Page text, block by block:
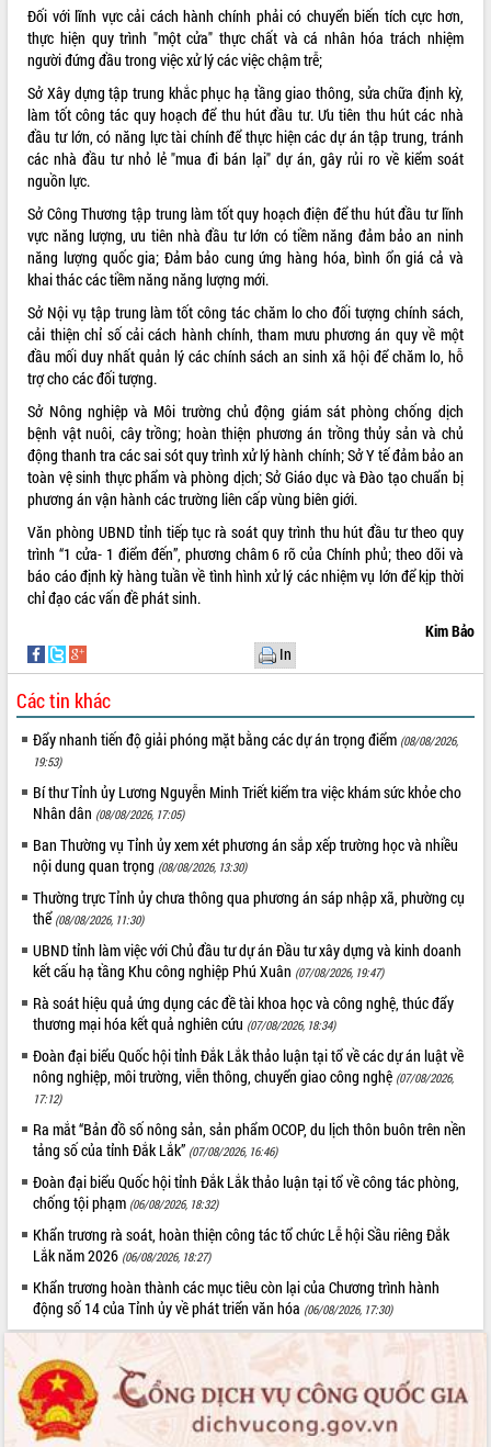
du khách thông qua Hệ thống cơ sở dữ
liệu và Bản đồ số
Tập huấn ứng dụng trí tuệ nhân tạo (AI)
trong thương mại điện tử năm 2026
Đoàn đại biểu Quốc hội tỉnh Đắk Lắk
trao đổi thông tin trước Kỳ họp thứ
nhất, Quốc hội khóa XVI
Quyết liệt cải cách hành chính, khơi
thông nguồn lực phát triển
Nâng cao hiệu lực, hiệu quả HĐND
tỉnh thông qua hiện đại hóa hành chính
Xã Ea Phê gắn cải cách hành chính với
chuyển đổi số
Phó Chủ tịch Thường trực UBND tỉnh
Hồ Thị Nguyên Thảo làm việc tại Trung
tâm Phục vụ hành chính công xã Ea
Xây dựng nền hành chính số đồng
hành cùng nông dân dân, doanh nghiệp
Giai đoạn 2026-2030, Đắk Lắk phấn
đấu có 77% xã đạt chuẩn nông thôn
Chuyển đổi số 'mở đường' cho nông
nghiệp Đắk Lắk tăng trưởng bứt phá
Triển khai đồng bộ đo đạc, lập hồ sơ
Ứng dụng sinh trắc học - Bước tiến
trong hành trình chuyển đổi số tại Đắk
Lắk
Đắk Lắk nâng cao hiệu quả công tác
Đảng từ Sổ tay đảng viên điện tử
Đắk Lắk đẩy mạnh nuôi biển công
nghệ, hướng tới phát triển thủy sản
Tập huấn nâng cao năng lực triển khai
chuyển đổi số cho cán bộ, công chức
cấp xã
Đắk Lắk phát động hưởng ứng Ngày
Quyền của người tiêu dùng Việt Nam
2026
Đẩy mạnh cải cách hành chính, quyết
tâm đạt được mục tiêu tăng trưởng
hai con số trong năm 2026
Tổ chức trang trọng Lễ hội Đền thờ
Lương Văn Chánh năm 2026
Phó Bí thư Tỉnh ủy Đắk Lắk Đỗ Hữu
Huy giữ chức Bí thư Đảng ủy Ủy Ban
Bệnh án điện tử thúc đẩy chuyển đổi
số y tế tại Đắk Lắk
Chuyển đổi số thư viện: Mở rộng
không gian tri thức trong thời đại số
Đánh giá, rút kinh nghiệm công tác tổ
chức diễn tập trước ngày bầu cử
Chương trình “Gặp gỡ hữu nghị –
Friendship Meeting New Year 2026”
Bầu cử Quốc hội và HĐND: Cử tri Đắk
Lắk gửi gắm niềm tin, kỳ vọng vào lá
phiếu
Đối với lĩnh vực cải cách hành chính phải có chuyển biến tích cực hơn,
thực hiện quy trình "một cửa" thực chất và cá nhân hóa trách nhiệm
người đứng đầu trong việc xử lý các việc chậm trễ;
Sở Xây dựng tập trung khắc phục hạ tầng giao thông, sửa chữa định kỳ,
làm tốt công tác quy hoạch để thu hút đầu tư. Ưu tiên thu hút các nhà
đầu tư lớn, có năng lực tài chính để thực hiện các dự án tập trung, tránh
các nhà đầu tư nhỏ lẻ "mua đi bán lại" dự án, gây rủi ro về kiểm soát
nguồn lực.
Sở Công Thương tập trung làm tốt quy hoạch điện để thu hút đầu tư lĩnh
vực năng lượng, ưu tiên nhà đầu tư lớn có tiềm năng đảm bảo an ninh
năng lượng quốc gia; Đảm bảo cung ứng hàng hóa, bình ổn giá cả và
khai thác các tiềm năng năng lượng mới.
Sở Nội vụ tập trung làm tốt công tác chăm lo cho đối tượng chính sách,
cải thiện chỉ số cải cách hành chính, tham mưu phương án quy về một
đầu mối duy nhất quản lý các chính sách an sinh xã hội để chăm lo, hỗ
trợ cho các đối tượng.
Sở Nông nghiệp và Môi trường chủ động giám sát phòng chống dịch
bệnh vật nuôi, cây trồng; hoàn thiện phương án trồng thủy sản và chủ
động thanh tra các sai sót quy trình xử lý hành chính; Sở Y tế đảm bảo an
toàn vệ sinh thực phẩm và phòng dịch; Sở Giáo dục và Đào tạo chuẩn bị
phương án vận hành các trường liên cấp vùng biên giới.
Văn phòng UBND tỉnh tiếp tục rà soát quy trình thu hút đầu tư theo quy
trình “1 cửa- 1 điểm đến”, phương châm 6 rõ của Chính phủ; theo dõi và
báo cáo định kỳ hàng tuần về tình hình xử lý các nhiệm vụ lớn để kịp thời
chỉ đạo các vấn đề phát sinh.
Kim Bảo
In
Các tin khác
Đẩy nhanh tiến độ giải phóng mặt bằng các dự án trọng điểm (08/08/2026,
19:53)
Bí thư Tỉnh ủy Lương Nguyễn Minh Triết kiểm tra việc khám sức khỏe cho
Nhân dân (08/08/2026, 17:05)
Ban Thường vụ Tỉnh ủy xem xét phương án sắp xếp trường học và nhiều
nội dung quan trọng (08/08/2026, 13:30)
Thường trực Tỉnh ủy chưa thông qua phương án sáp nhập xã, phường cụ
thể (08/08/2026, 11:30)
UBND tỉnh làm việc với Chủ đầu tư dự án Đầu tư xây dựng và kinh doanh
kết cấu hạ tầng Khu công nghiệp Phú Xuân (07/08/2026, 19:47)
Rà soát hiệu quả ứng dụng các đề tài khoa học và công nghệ, thúc đẩy
thương mại hóa kết quả nghiên cứu (07/08/2026, 18:34)
Đoàn đại biểu Quốc hội tỉnh Đắk Lắk thảo luận tại tổ về các dự án luật về
nông nghiệp, môi trường, viễn thông, chuyển giao công nghệ (07/08/2026,
17:12)
Ra mắt “Bản đồ số nông sản, sản phẩm OCOP, du lịch thôn buôn trên nền
tảng số của tỉnh Đắk Lắk” (07/08/2026, 16:46)
Đoàn đại biểu Quốc hội tỉnh Đắk Lắk thảo luận tại tổ về công tác phòng,
chống tội phạm (06/08/2026, 18:32)
Khẩn trương rà soát, hoàn thiện công tác tổ chức Lễ hội Sầu riêng Đắk
Lắk năm 2026 (06/08/2026, 18:27)
Khẩn trương hoàn thành các mục tiêu còn lại của Chương trình hành
động số 14 của Tỉnh ủy về phát triển văn hóa (06/08/2026, 17:30)